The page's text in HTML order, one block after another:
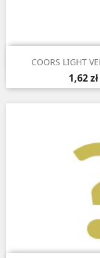
 Aperçu
COORS LIGHT
1,62 zł